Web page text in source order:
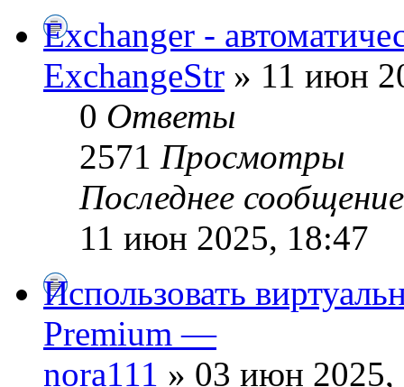
Exchanger -
ExchangeStr » 11 июн
0 Ответы
2571 Просмотры
Последнее
11 июн 2025, 18:47
Использовать
Premium —
nora111 » 03 июн 2025,